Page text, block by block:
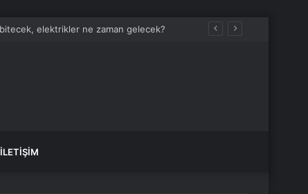
elektrikler ne zaman gelecek?
İLETIŞIM